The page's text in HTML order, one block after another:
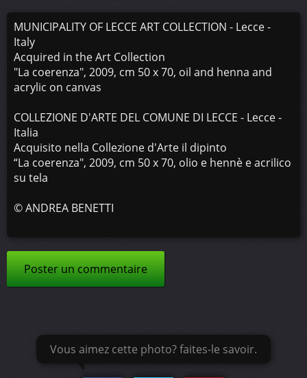
MUNICIPALITY OF LECCE ART COLLECTION - Lecce -
Italy
Acquired in the Art Collection
"La coerenza", 2009, cm 50 x 70, oil and henna and
acrylic on canvas
COLLEZIONE D'ARTE DEL COMUNE DI LECCE - Lecce -
Italia
Acquisito nella Collezione d'Arte il dipinto
“La coerenza", 2009, cm 50 x 70, olio e hennè e acrilico
su tela
©ANDREA BENETTI
Poster un commentaire
Vous aimez cette photo? faites-le savoir.